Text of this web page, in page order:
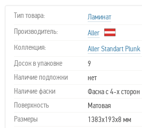
Тип товара:
Ламинат
Производитель:
Aller
Коллекция:
Aller Standart Plunk
Досок в упаковке
9
Наличие подложки
нет
Наличие фаски
Фаска с 4-х сторон
Поверхность
Матовая
Размеры
1383х193х8 мм